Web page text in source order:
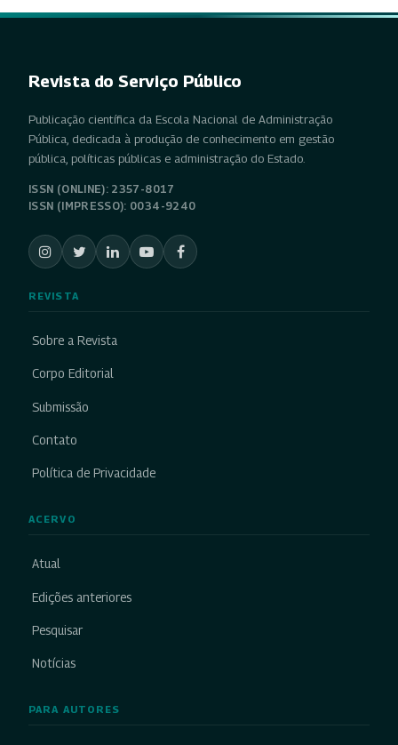
Revista do Serviço Público
Publicação científica da Escola Nacional de Administração
Pública, dedicada à produção de conhecimento em gestão
pública, políticas públicas e administração do Estado.
ISSN (ONLINE): 2357-8017
ISSN (IMPRESSO): 0034-9240
REVISTA
Sobre a Revista
Corpo Editorial
Submissão
Contato
Política de Privacidade
ACERVO
Atual
Edições anteriores
Pesquisar
Notícias
PARA AUTORES